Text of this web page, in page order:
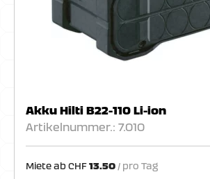
Akku Hilti B22-110 Li-ion
Artikelnummer.: 7.010
Miete abCHF13.50